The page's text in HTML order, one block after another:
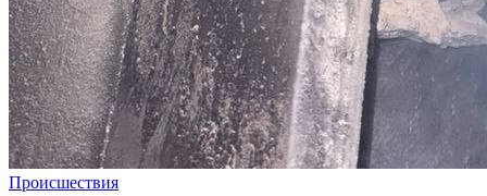
Происшествия